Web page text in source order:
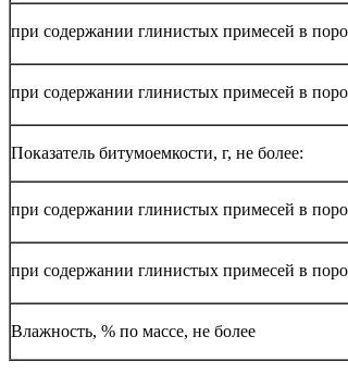
при содержании глинистых примесей в
при содержании глинистых примесей в
Показатель битумоемкости, г, не более:
при содержании глинистых примесей в
при содержании глинистых примесей в
Влажность, % по массе, не более